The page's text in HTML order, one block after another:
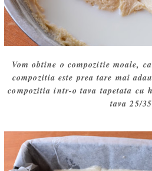
Vom obtine o compozitie moale,
compozitia este prea tare mai
compozitia intr-o tava tapetata cu
tava 25/